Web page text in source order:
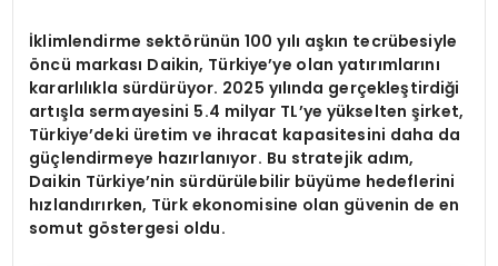
İklimlendirme sektörünün 100 yılı aşkın tecrübesiyle
öncü markası Daikin, Türkiye’ye olan yatırımlarını
kararlılıkla sürdürüyor. 2025 yılında gerçekleştirdiği
artışla sermayesini 5.4 milyar TL’ye yükselten şirket,
Türkiye’deki üretim ve ihracat kapasitesini daha da
güçlendirmeye hazırlanıyor. Bu stratejik adım,
Daikin Türkiye’nin sürdürülebilir büyüme hedeflerini
hızlandırırken, Türk ekonomisine olan güvenin de en
somut göstergesi oldu.